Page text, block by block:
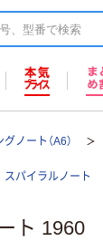
グノート（A6）
スパイラルノート
ト 1960